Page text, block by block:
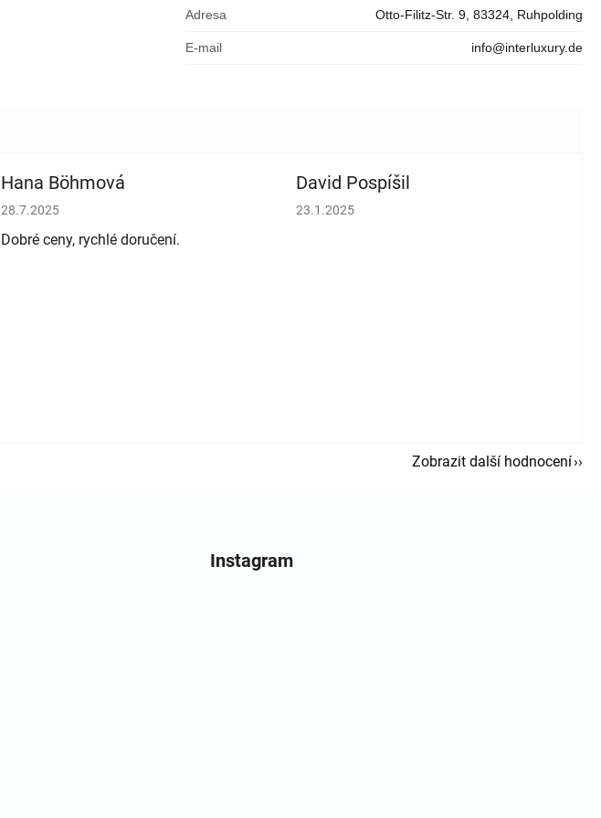
Adresa Otto-Filitz-Str. 9, 83324, Ruhpolding
E-mail info@interluxury.de
Hana Böhmová
Hodnocení obchodu je 5 z 5 hvězdiček.
28.7.2025
Dobré ceny, rychlé doručení.
David Pospíšil
Hodnocení obchodu je 5 z 5 hvězdiček.
23.1.2025
Zobrazit další hodnocení
Instagram